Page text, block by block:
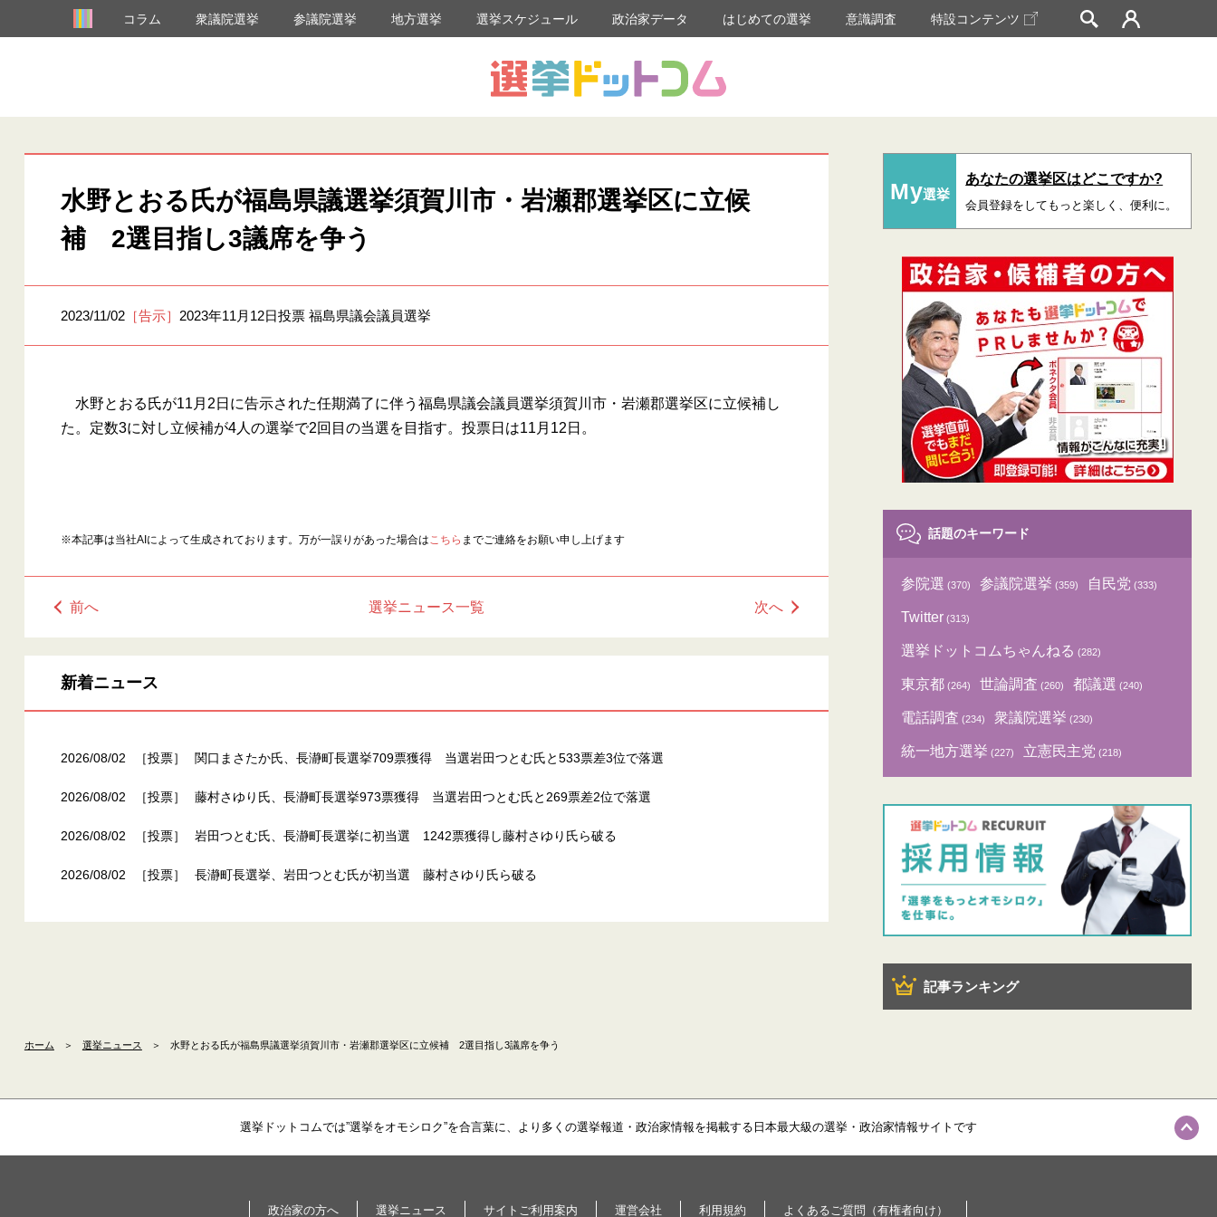
コラム 衆議院選挙 参議院選挙 地方選挙 選挙スケジュール 政治家データ はじめての選挙 意識調査 特設コンテンツ
水野とおる氏が福島県議選挙須賀川市・岩瀬郡選挙区に立候
補 2選目指し3議席を争う
2023/11/02［告示］ 2023年11月12日投票 福島県議会議員選挙
水野とおる氏が11月2日に告示された任期満了に伴う福島県議会議員選挙須賀川市・岩瀬郡選挙区に立候補し
た。定数3に対し立候補が4人の選挙で2回目の当選を目指す。投票日は11月12日。
※本記事は当社AIによって生成されております。万が一誤りがあった場合はこちら までご連絡をお願い申し上げます
前へ 選挙ニュース一覧 次へ
新着ニュース
2026/08/02 ［投票］ 関口まさたか氏、長瀞町長選挙709票獲得 当選岩田つとむ氏と533票差3位で落選
2026/08/02 ［投票］ 藤村さゆり氏、長瀞町長選挙973票獲得 当選岩田つとむ氏と269票差2位で落選
2026/08/02 ［投票］ 岩田つとむ氏、長瀞町長選挙に初当選 1242票獲得し藤村さゆり氏ら破る
2026/08/02 ［投票］ 長瀞町長選挙、岩田つとむ氏が初当選 藤村さゆり氏ら破る
My選挙
あなたの選挙区はどこですか?
会員登録をしてもっと楽しく、便利に。
話題のキーワード
参院選 (370) 参議院選挙 (359) 自民党 (333)
Twitter (313)
選挙ドットコムちゃんねる (282)
東京都 (264) 世論調査 (260) 都議選 (240)
電話調査 (234) 衆議院選挙 (230)
統一地方選挙 (227) 立憲民主党 (218)
記事ランキング
ホーム ＞ 選挙ニュース ＞ 水野とおる氏が福島県議選挙須賀川市・岩瀬郡選挙区に立候補 2選目指し3議席を争う
選挙ドットコムでは”選挙をオモシロク”を合言葉に、より多くの選挙報道・政治家情報を掲載する日本最大級の選挙・政治家情報サイトです
政治家の方へ 選挙ニュース サイトご利用案内 運営会社 利用規約 よくあるご質問（有権者向け）